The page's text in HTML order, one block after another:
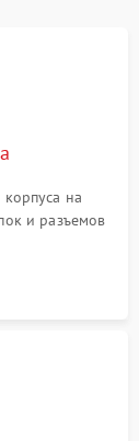
на
и разъемов
на экран,